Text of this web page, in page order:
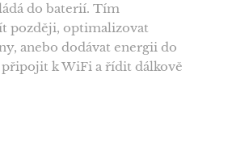
do baterií. Tím
později, optimalizovat
anebo dodávat energii do
k WiFi a řídit dálkově